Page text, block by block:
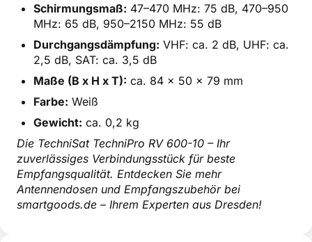
Schirmungsmaß: 47–470 MHz: 75 dB, 470–950
MHz: 65 dB, 950–2150 MHz: 55 dB
Durchgangsdämpfung: VHF: ca. 2 dB, UHF: ca.
2,5 dB, SAT: ca. 3,5 dB
Maße (B x H x T): ca. 84 x 50 x 79 mm
Farbe: Weiß
Gewicht: ca. 0,2 kg
Die TechniSat TechniPro RV 600-10 – Ihr
zuverlässiges Verbindungsstück für beste
Empfangsqualität. Entdecken Sie mehr
Antennendosen und Empfangszubehör bei
smartgoods.de – Ihrem Experten aus Dresden!